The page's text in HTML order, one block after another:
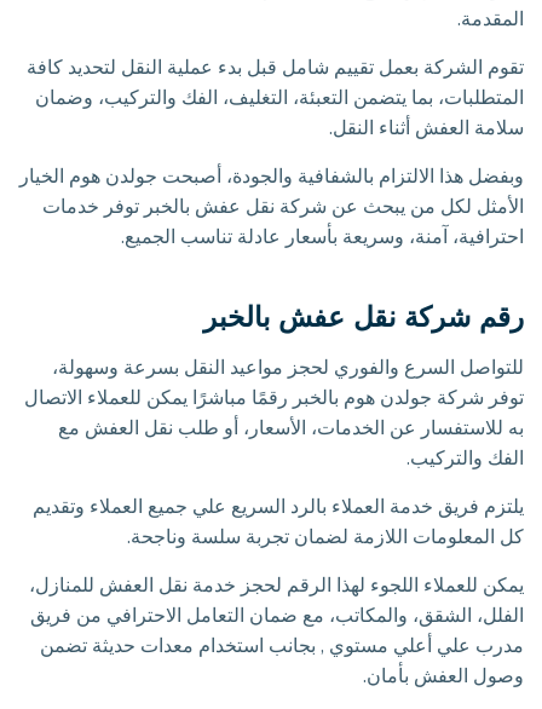
المقدمة.
تقوم الشركة بعمل تقييم شامل قبل بدء عملية النقل لتحديد كافة
المتطلبات، بما يتضمن التعبئة، التغليف، الفك والتركيب، وضمان
سلامة العفش أثناء النقل.
وبفضل هذا الالتزام بالشفافية والجودة، أصبحت جولدن هوم الخيار
الأمثل لكل من يبحث عن شركة نقل عفش بالخبر توفر خدمات
احترافية، آمنة، وسريعة بأسعار عادلة تناسب الجميع.
رقم شركة نقل عفش بالخبر
للتواصل السرع والفوري لحجز مواعيد النقل بسرعة وسهولة،
توفر شركة جولدن هوم بالخبر رقمًا مباشرًا يمكن للعملاء الاتصال
به للاستفسار عن الخدمات، الأسعار، أو طلب نقل العفش مع
الفك والتركيب.
يلتزم فريق خدمة العملاء بالرد السريع علي جميع العملاء وتقديم
كل المعلومات اللازمة لضمان تجربة سلسة وناجحة.
يمكن للعملاء اللجوء لهذا الرقم لحجز خدمة نقل العفش للمنازل،
الفلل، الشقق، والمكاتب، مع ضمان التعامل الاحترافي من فريق
مدرب علي أعلي مستوي , بجانب استخدام معدات حديثة تضمن
وصول العفش بأمان.